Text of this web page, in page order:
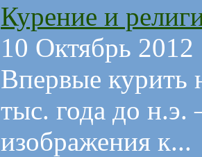
Курение и
10 Октябрь 2012
Впервые курить
тыс. года до
изображения к...